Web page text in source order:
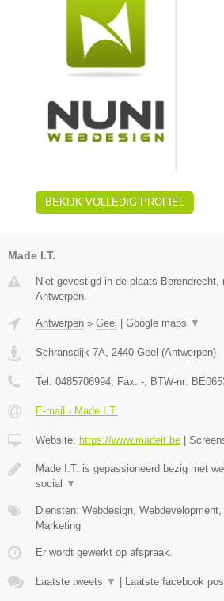
BEKIJK VOLLEDIG PROFIEL
Made I.T.
Niet gevestigd in de plaats Berendrecht,
Antwerpen.
Antwerpen » Geel Google maps ▼
Schransdijk 7A, 2440 Geel (Antwerpen)
Tel: 0485706994, Fax: -, BTW-nr:
E-mail › Made I.T.
Website: https://www.madeit.be
Made I.T. is gepassioneerd bezig met
social
▼
Diensten: Webdesign,
Marketing
Er wordt gewerkt op afspraak.
Laatste tweets ▼ Laatste facebook